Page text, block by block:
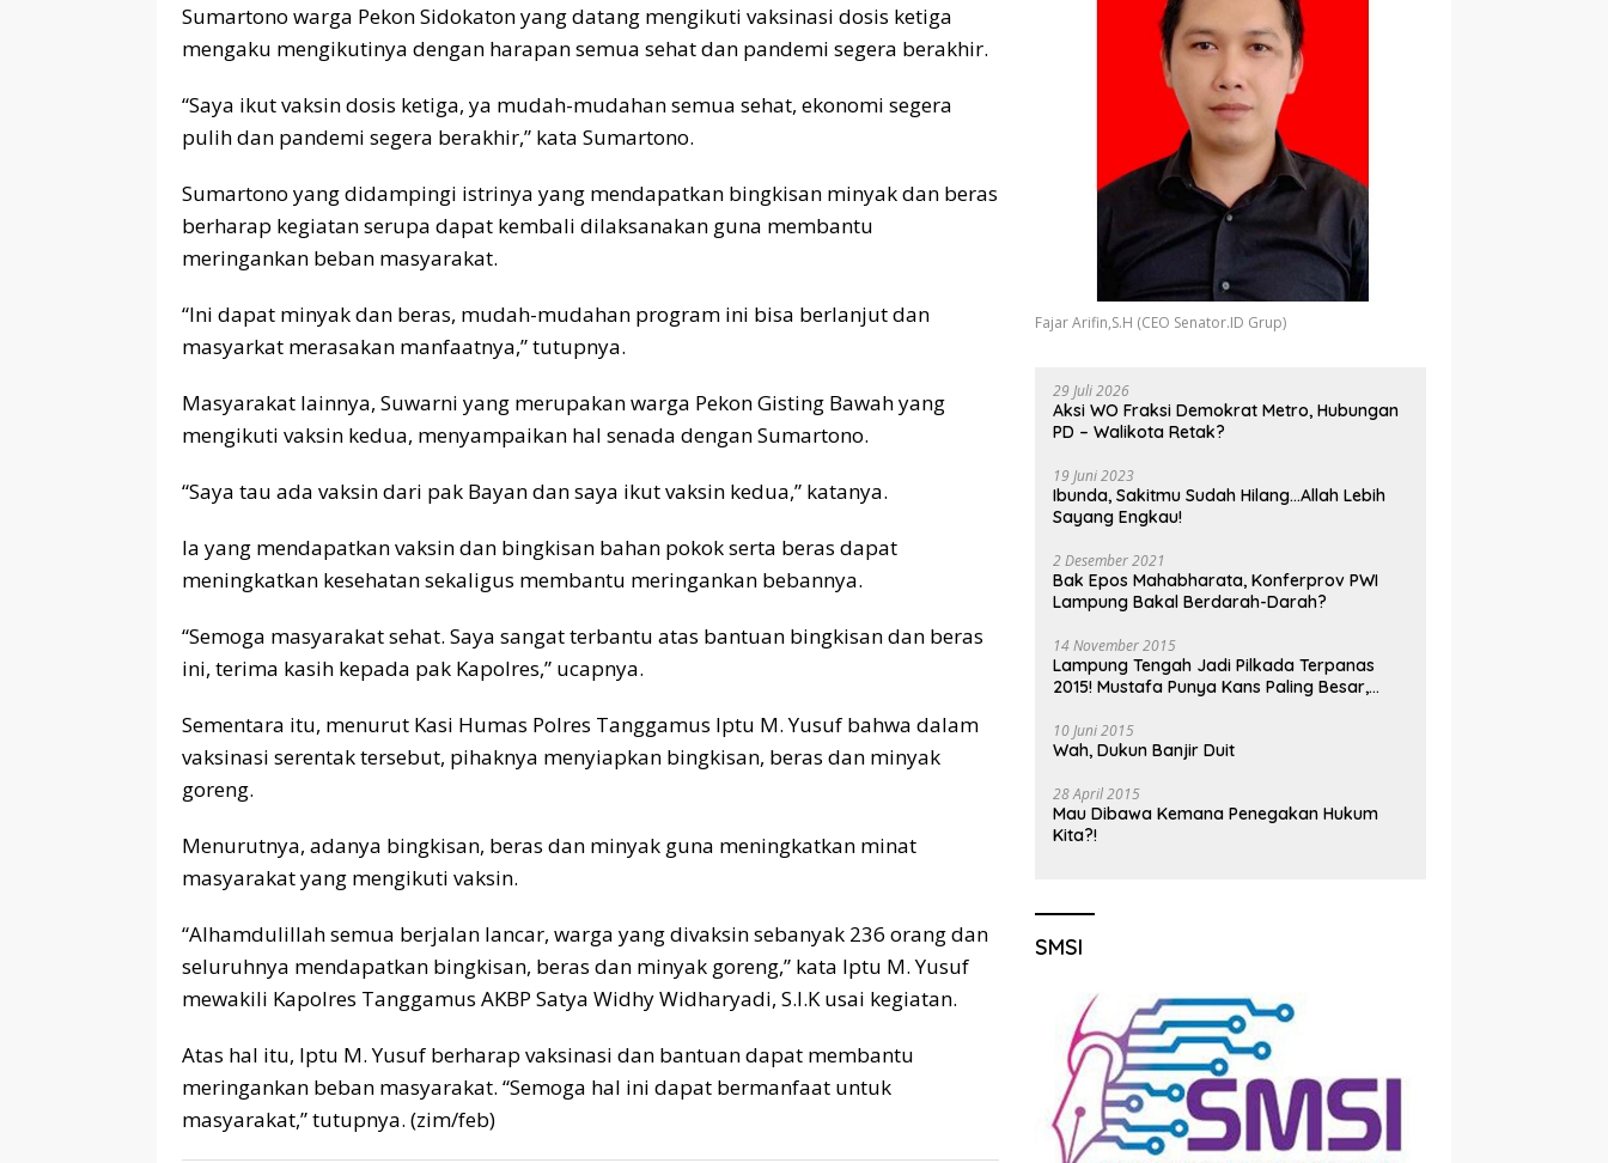
Sumartono warga Pekon Sidokaton yang datang mengikuti vaksinasi dosis ketiga
mengaku mengikutinya dengan harapan semua sehat dan pandemi segera berakhir.
“Saya ikut vaksin dosis ketiga, ya mudah-mudahan semua sehat, ekonomi segera
pulih dan pandemi segera berakhir,” kata Sumartono.
Sumartono yang didampingi istrinya yang mendapatkan bingkisan minyak dan beras
berharap kegiatan serupa dapat kembali dilaksanakan guna membantu
meringankan beban masyarakat.
“Ini dapat minyak dan beras, mudah-mudahan program ini bisa berlanjut dan
masyarkat merasakan manfaatnya,” tutupnya.
Masyarakat lainnya, Suwarni yang merupakan warga Pekon Gisting Bawah yang
mengikuti vaksin kedua, menyampaikan hal senada dengan Sumartono.
“Saya tau ada vaksin dari pak Bayan dan saya ikut vaksin kedua,” katanya.
Ia yang mendapatkan vaksin dan bingkisan bahan pokok serta beras dapat
meningkatkan kesehatan sekaligus membantu meringankan bebannya.
“Semoga masyarakat sehat. Saya sangat terbantu atas bantuan bingkisan dan beras
ini, terima kasih kepada pak Kapolres,” ucapnya.
Sementara itu, menurut Kasi Humas Polres Tanggamus Iptu M. Yusuf bahwa dalam
vaksinasi serentak tersebut, pihaknya menyiapkan bingkisan, beras dan minyak
goreng.
Menurutnya, adanya bingkisan, beras dan minyak guna meningkatkan minat
masyarakat yang mengikuti vaksin.
“Alhamdulillah semua berjalan lancar, warga yang divaksin sebanyak 236 orang dan
seluruhnya mendapatkan bingkisan, beras dan minyak goreng,” kata Iptu M. Yusuf
mewakili Kapolres Tanggamus AKBP Satya Widhy Widharyadi, S.I.K usai kegiatan.
Atas hal itu, Iptu M. Yusuf berharap vaksinasi dan bantuan dapat membantu
meringankan beban masyarakat. “Semoga hal ini dapat bermanfaat untuk
masyarakat,” tutupnya. (zim/feb)
Fajar Arifin,S.H (CEO Senator.ID Grup)
29 Juli 2026
Aksi WO Fraksi Demokrat Metro, Hubungan
PD – Walikota Retak?
19 Juni 2023
Ibunda, Sakitmu Sudah Hilang…Allah Lebih
Sayang Engkau!
2 Desember 2021
Bak Epos Mahabharata, Konferprov PWI
Lampung Bakal Berdarah-Darah?
14 November 2015
Lampung Tengah Jadi Pilkada Terpanas
2015! Mustafa Punya Kans Paling Besar,
10 Juni 2015
Wah, Dukun Banjir Duit
28 April 2015
Mau Dibawa Kemana Penegakan Hukum
Kita?!
SMSI